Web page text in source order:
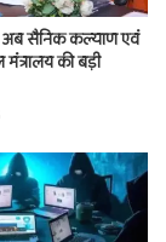
अब सैनिक कल्याण एवं
मंत्रालय की बड़ी